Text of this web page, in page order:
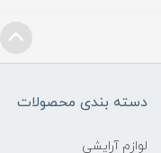
دسته بندی محصولات
لوازم آرایشی